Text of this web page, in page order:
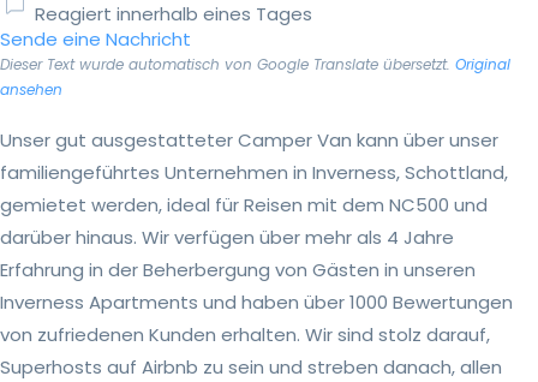
Reagiert innerhalb eines Tages
Sende eine Nachricht
Dieser Text wurde automatisch von Google Translate übersetzt. Original
ansehen
Unser gut ausgestatteter Camper Van kann über unser
familiengeführtes Unternehmen in Inverness, Schottland,
gemietet werden, ideal für Reisen mit dem NC500 und
darüber hinaus. Wir verfügen über mehr als 4 Jahre
Erfahrung in der Beherbergung von Gästen in unseren
Inverness Apartments und haben über 1000 Bewertungen
von zufriedenen Kunden erhalten. Wir sind stolz darauf,
Superhosts auf Airbnb zu sein und streben danach, allen